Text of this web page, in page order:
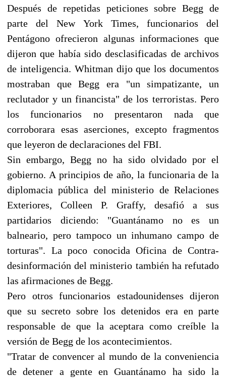
Después de repetidas peticiones sobre Begg de
parte del New York Times, funcionarios del
Pentágono ofrecieron algunas informaciones que
dijeron que había sido desclasificadas de archivos
de inteligencia. Whitman dijo que los documentos
mostraban que Begg era "un simpatizante, un
reclutador y un financista" de los terroristas. Pero
los funcionarios no presentaron nada que
corroborara esas aserciones, excepto fragmentos
que leyeron de declaraciones del FBI.
Sin embargo, Begg no ha sido olvidado por el
gobierno. A principios de año, la funcionaria de la
diplomacia pública del ministerio de Relaciones
Exteriores, Colleen P. Graffy, desafió a sus
partidarios diciendo: "Guantánamo no es un
balneario, pero tampoco un inhumano campo de
torturas". La poco conocida Oficina de Contra-
desinformación del ministerio también ha refutado
las afirmaciones de Begg.
Pero otros funcionarios estadounidenses dijeron
que su secreto sobre los detenidos era en parte
responsable de que la aceptara como creíble la
versión de Begg de los acontecimientos.
"Tratar de convencer al mundo de la conveniencia
de detener a gente en Guantánamo ha sido la